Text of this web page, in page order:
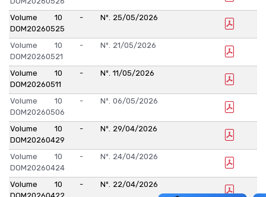
Volume 10 - Nº.
DOM20260525
25/05/2026
Volume 10 - Nº.
DOM20260521
21/05/2026
Volume 10 - Nº.
DOM20260511
11/05/2026
Volume 10 - Nº.
DOM20260506
06/05/2026
Volume 10 - Nº.
DOM20260429
29/04/2026
Volume 10 - Nº.
DOM20260424
24/04/2026
Volume 10 - Nº. 22/04/2026